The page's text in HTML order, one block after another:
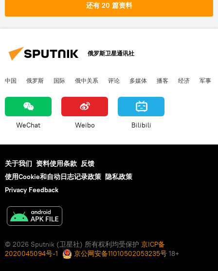
还有 20 篇资料
俄罗斯卫星通讯社
中国 俄罗斯 国际 俄中关系 评论 多媒体 播客 经济 军事
WeChat Weibo Bilibili
关于我们 资料使用条款 反馈
使用Cookie和自动日志记录政策 隐私政策
Privacy Feedback
© 2026 Sputnik (卫星社) 所有权利均受保护 京ICP备
2020045094号-1
京公网安备11010502053235号 18+